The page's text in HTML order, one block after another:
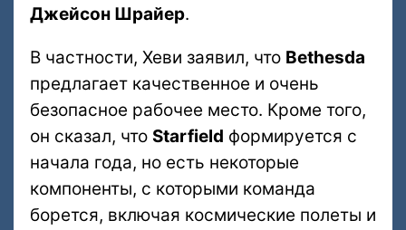
Джейсон Шрайер.
В частности, Хеви заявил, что Bethesda
предлагает качественное и очень
безопасное рабочее место. Кроме того,
он сказал, что Starfield формируется с
начала года, но есть некоторые
компоненты, с которыми команда
борется, включая космические полеты и